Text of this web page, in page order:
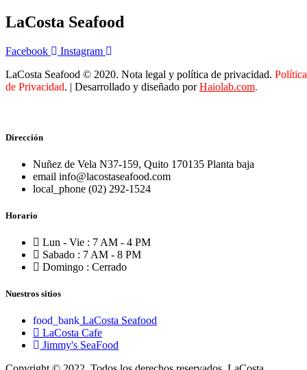
LaCosta Seafood
Facebook
Instagram
LaCosta Seafood © 2020. Nota legal y política de privacidad. Política
de Privacidad. | Desarrollado y diseñado porHaiolab.com.
Dirección
Nuñez de Vela N37-159, Quito 170135 Planta baja
info@lacostaseafood.com
(02) 292-1524
Horario
Lun - Vie : 7 AM - 4 PM
Sabado : 7 AM - 8 PM
Domingo : Cerrado
Nuestros sitios
LaCosta Seafood
LaCosta Cafe
Jimmy's SeaFood